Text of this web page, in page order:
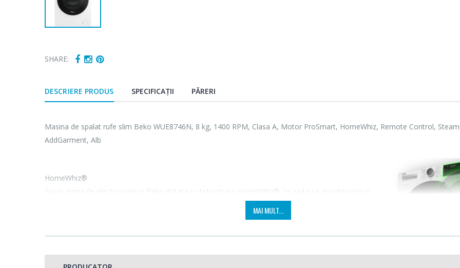
SHARE:
DESCRIERE PRODUS SPECIFICAȚII PĂRERI
Masina de spalat rufe slim Beko WUE8746N, 8 kg, 1400 RPM, Clasa A, Motor ProSmart, HomeWhiz, Remote Control,
AddGarment, Alb
HomeWhiz®
Noua gama de electrocasnice Beko dotata cu tehnologia HomeWhiz®, te ajuta sa monitorizezi si
HomeWhiz® conecteaza intre ele electrocasnicele Beko pentru ca tu sa te bucuri de confort si de
MAI MULT...
289,00 Lei